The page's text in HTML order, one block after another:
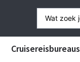
Cruisereisbureaus